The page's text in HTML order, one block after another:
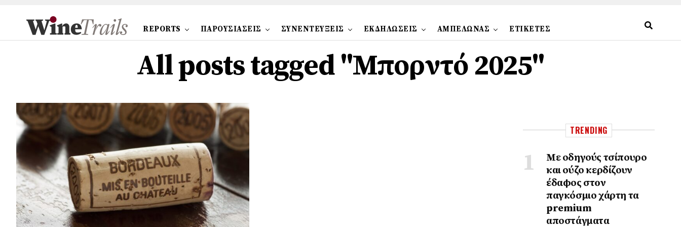
REPORTS ΠΑΡΟΥΣΙΑΣΕΙΣ ΣΥΝΕΝΤΕΥΞΕΙΣ ΕΚΔΗΛΩΣΕΙΣ ΑΜΠΕΛΩΝΑΣ ΕΤΙΚΕΤΕΣ
All posts tagged "Μπορντό 2025"
TRENDING
Με οδηγούς τσίπουρο
και ούζο κερδίζουν
έδαφος στoν
παγκόσμιο χάρτη τα
premium
αποστάγματα